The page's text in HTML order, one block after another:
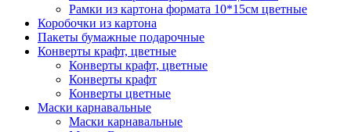
Рамки из картона формата 10*15см цветные
Коробочки из картона
Пакеты бумажные подарочные
Конверты крафт, цветные
Конверты крафт, цветные
Конверты крафт
Конверты цветные
Маски карнавальные
Маски карнавальные